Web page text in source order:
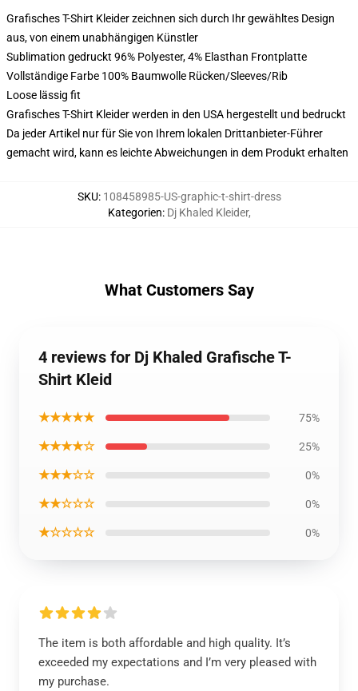
Grafisches T-Shirt Kleider zeichnen sich durch Ihr gewähltes Design
aus, von einem unabhängigen Künstler
Sublimation gedruckt 96% Polyester, 4% Elasthan Frontplatte
Vollständige Farbe 100% Baumwolle Rücken/Sleeves/Rib
Loose lässig fit
Grafisches T-Shirt Kleider werden in den USA hergestellt und bedruckt
Da jeder Artikel nur für Sie von Ihrem lokalen Drittanbieter-Führer
gemacht wird, kann es leichte Abweichungen in dem Produkt erhalten
SKU: 108458985-US-graphic-t-shirt-dress
Kategorien: Dj Khaled Kleider,
What Customers Say
4 reviews for Dj Khaled Grafische T-
Shirt Kleid
★★★★★ 75%
★★★★☆ 25%
★★★☆☆ 0%
★★☆☆☆ 0%
★☆☆☆☆ 0%
The item is both affordable and high quality. It’s
exceeded my expectations and I’m very pleased with
my purchase.